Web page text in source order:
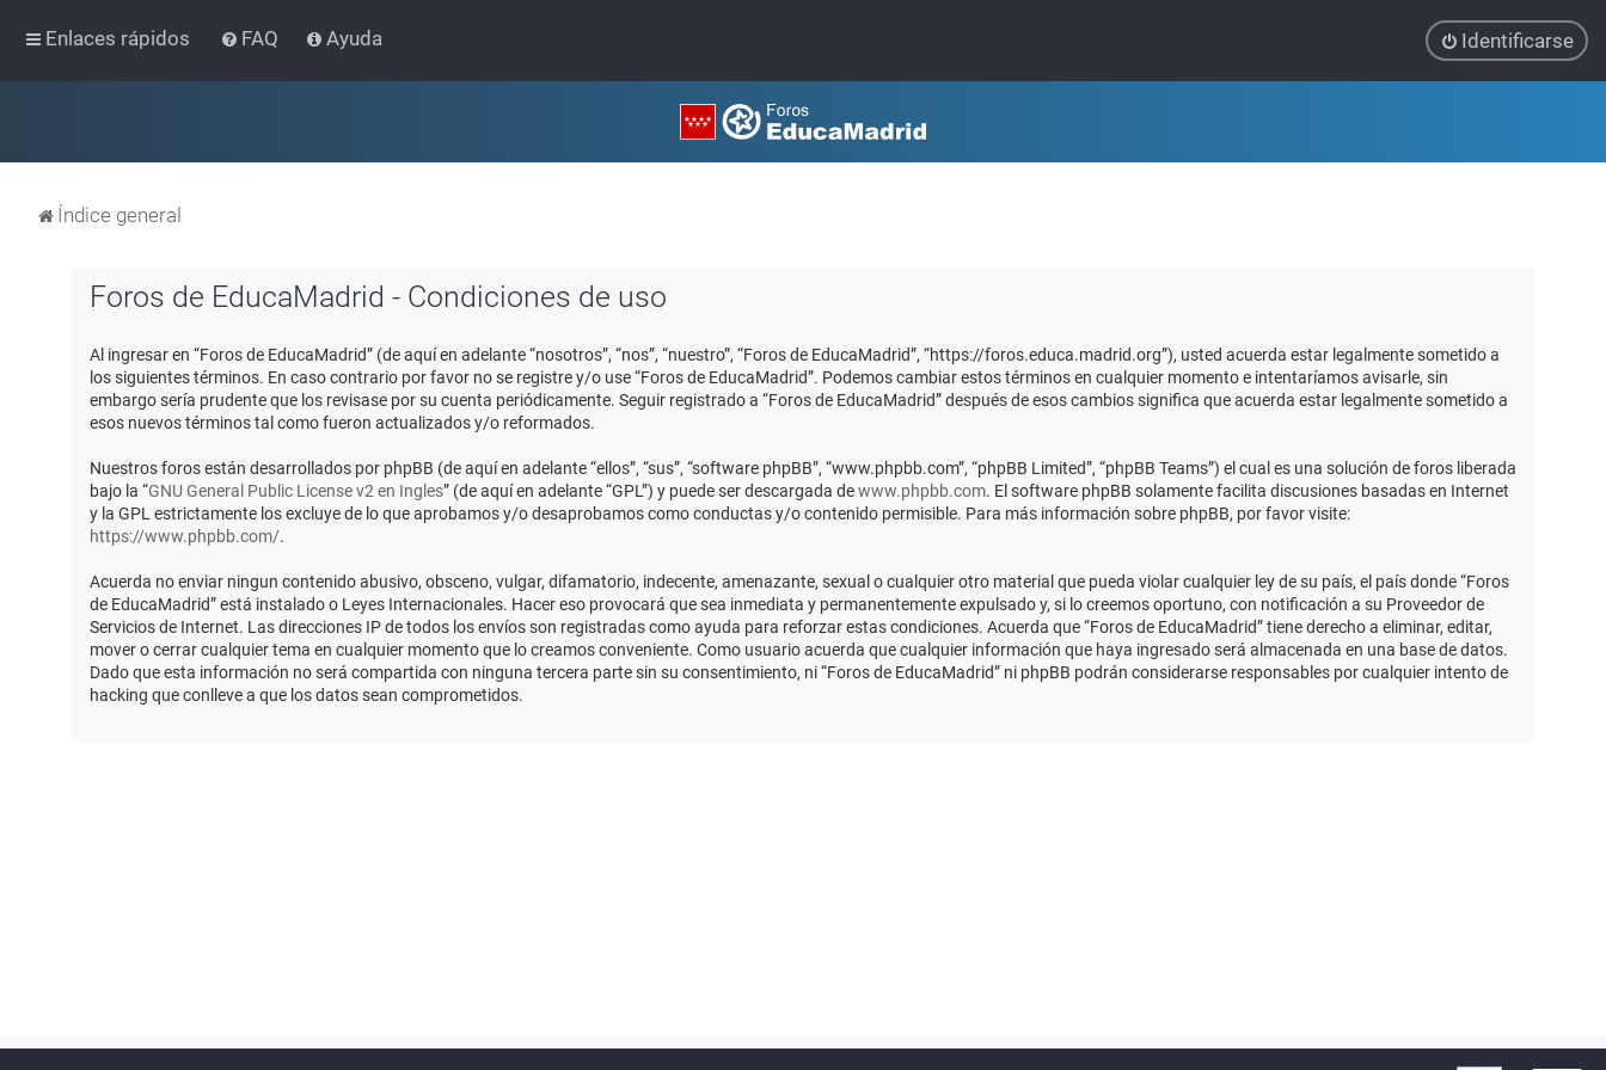
Enlaces rápidos FAQ Ayuda Identificarse
Índice general
Foros de EducaMadrid - Condiciones de uso
Al ingresar en “Foros de EducaMadrid” (de aquí en adelante “nosotros”, “nos”, “nuestro”, “Foros de EducaMadrid”, “https://foros.educa.madrid.org”), usted acuerda estar legalmente sometido a
los siguientes términos. En caso contrario por favor no se registre y/o use “Foros de EducaMadrid”. Podemos cambiar estos términos en cualquier momento e intentaríamos avisarle, sin
embargo sería prudente que los revisase por su cuenta periódicamente. Seguir registrado a “Foros de EducaMadrid” después de esos cambios significa que acuerda estar legalmente sometido a
esos nuevos términos tal como fueron actualizados y/o reformados.
Nuestros foros están desarrollados por phpBB (de aquí en adelante “ellos”, “sus”, “software phpBB”, “www.phpbb.com”, “phpBB Limited”, “phpBB Teams”) el cual es una solución de foros liberada
bajo la “GNU General Public License v2 en Ingles” (de aquí en adelante “GPL”) y puede ser descargada dewww.phpbb.com. El software phpBB solamente facilita discusiones basadas en Internet
y la GPL estrictamente los excluye de lo que aprobamos y/o desaprobamos como conductas y/o contenido permisible. Para más información sobre phpBB, por favor visite:
https://www.phpbb.com/.
Acuerda no enviar ningun contenido abusivo, obsceno, vulgar, difamatorio, indecente, amenazante, sexual o cualquier otro material que pueda violar cualquier ley de su país, el país donde “Foros
de EducaMadrid” está instalado o Leyes Internacionales. Hacer eso provocará que sea inmediata y permanentemente expulsado y, si lo creemos oportuno, con notificación a su Proveedor de
Servicios de Internet. Las direcciones IP de todos los envíos son registradas como ayuda para reforzar estas condiciones. Acuerda que “Foros de EducaMadrid” tiene derecho a eliminar, editar,
mover o cerrar cualquier tema en cualquier momento que lo creamos conveniente. Como usuario acuerda que cualquier información que haya ingresado será almacenada en una base de datos.
Dado que esta información no será compartida con ninguna tercera parte sin su consentimiento, ni “Foros de EducaMadrid” ni phpBB podrán considerarse responsables por cualquier intento de
hacking que conlleve a que los datos sean comprometidos.